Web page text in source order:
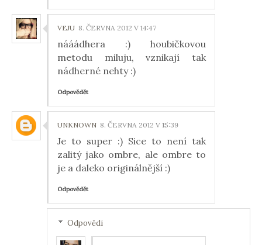
VEJU 8. ČERVNA 2012 V 14:47
nááádhera :) houbičkovou
metodu miluju, vznikají tak
nádherné nehty :)
Odpovědět
UNKNOWN 8. ČERVNA 2012 V 15:39
Je to super :) Sice to není tak
zalitý jako ombre, ale ombre to
je a daleko originálnější :)
Odpovědět
Odpovědi